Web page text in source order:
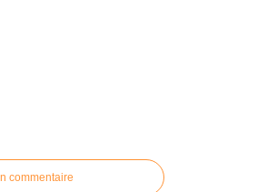
commentaire